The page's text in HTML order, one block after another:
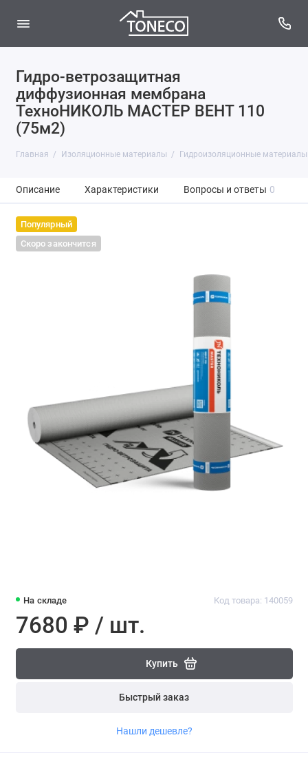
Гидро-ветрозащитная
диффузионная мембрана
ТехноНИКОЛЬ МАСТЕР ВЕНТ 110
(75м2)
Главная Изоляционные материалы Гидроизоляционные материалы
Описание Характеристики Вопросы и ответы 0
Популярный
Скоро закончится
На складе Код товара: 140059
7680 ₽ / шт.
Купить
Быстрый заказ
Нашли дешевле?